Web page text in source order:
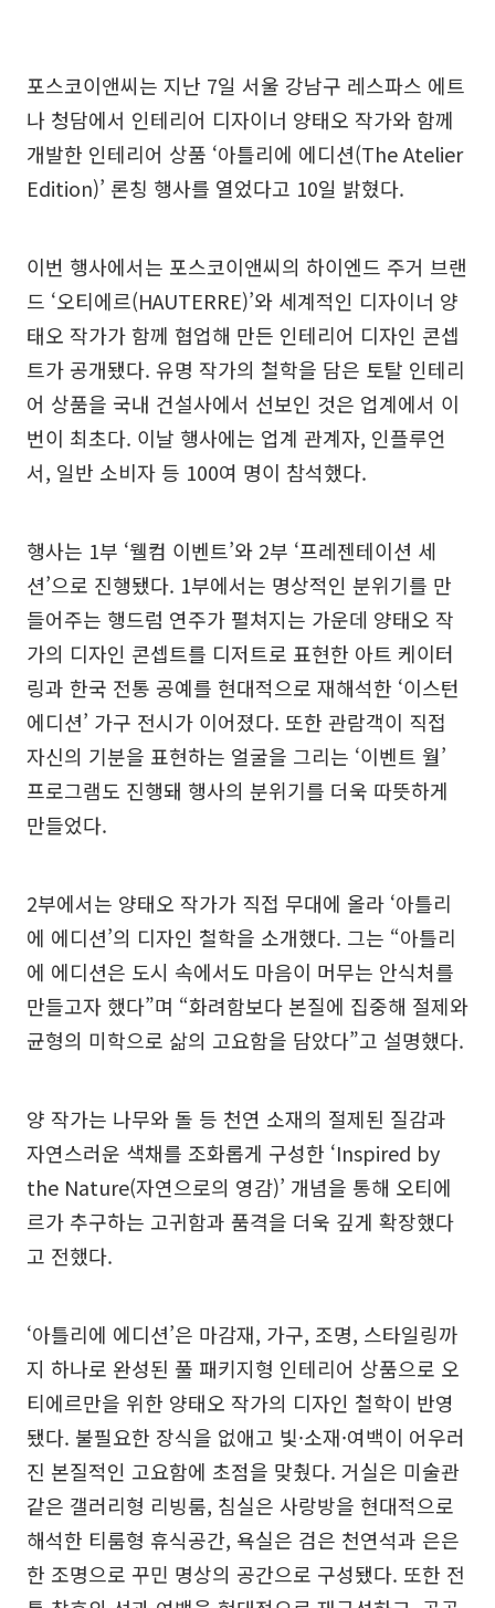
포스코이앤씨는 지난 7일 서울 강남구 레스파스 에트
나 청담에서 인테리어 디자이너 양태오 작가와 함께
개발한 인테리어 상품 ‘아틀리에 에디션(The Atelier
Edition)’ 론칭 행사를 열었다고 10일 밝혔다.
이번 행사에서는 포스코이앤씨의 하이엔드 주거 브랜
드 ‘오티에르(HAUTERRE)’와 세계적인 디자이너 양
태오 작가가 함께 협업해 만든 인테리어 디자인 콘셉
트가 공개됐다. 유명 작가의 철학을 담은 토탈 인테리
어 상품을 국내 건설사에서 선보인 것은 업계에서 이
번이 최초다. 이날 행사에는 업계 관계자, 인플루언
서, 일반 소비자 등 100여 명이 참석했다.
행사는 1부 ‘웰컴 이벤트’와 2부 ‘프레젠테이션 세
션’으로 진행됐다. 1부에서는 명상적인 분위기를 만
들어주는 행드럼 연주가 펼쳐지는 가운데 양태오 작
가의 디자인 콘셉트를 디저트로 표현한 아트 케이터
링과 한국 전통 공예를 현대적으로 재해석한 ‘이스턴
에디션’ 가구 전시가 이어졌다. 또한 관람객이 직접
자신의 기분을 표현하는 얼굴을 그리는 ‘이벤트 월’
프로그램도 진행돼 행사의 분위기를 더욱 따뜻하게
만들었다.
2부에서는 양태오 작가가 직접 무대에 올라 ‘아틀리
에 에디션’의 디자인 철학을 소개했다. 그는 “아틀리
에 에디션은 도시 속에서도 마음이 머무는 안식처를
만들고자 했다”며 “화려함보다 본질에 집중해 절제와
균형의 미학으로 삶의 고요함을 담았다”고 설명했다.
양 작가는 나무와 돌 등 천연 소재의 절제된 질감과
자연스러운 색채를 조화롭게 구성한 ‘Inspired by
the Nature(자연으로의 영감)’ 개념을 통해 오티에
르가 추구하는 고귀함과 품격을 더욱 깊게 확장했다
고 전했다.
‘아틀리에 에디션’은 마감재, 가구, 조명, 스타일링까
지 하나로 완성된 풀 패키지형 인테리어 상품으로 오
티에르만을 위한 양태오 작가의 디자인 철학이 반영
됐다. 불필요한 장식을 없애고 빛·소재·여백이 어우러
진 본질적인 고요함에 초점을 맞췄다. 거실은 미술관
같은 갤러리형 리빙룸, 침실은 사랑방을 현대적으로
해석한 티룸형 휴식공간, 욕실은 검은 천연석과 은은
한 조명으로 꾸민 명상의 공간으로 구성됐다. 또한 전